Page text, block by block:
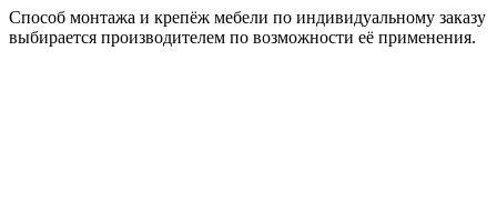
Способ монтажа и крепёж мебели по индивидуальному заказу
выбирается производителем по возможности её применения.